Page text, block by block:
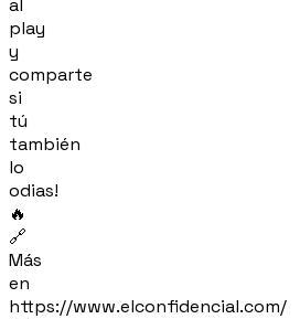
al
play
y
comparte
si
tú
también
lo
odias!
🔥
🔗
Más
en
https://www.elconfidencial.com/